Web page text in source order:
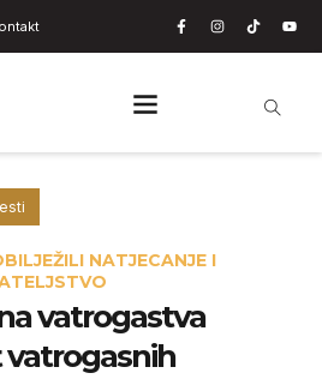
NATJECANJE I
vatrogastva
vatrogasnih